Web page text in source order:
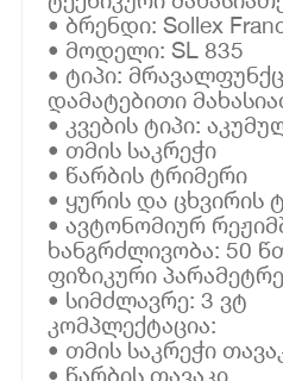
• ბრენდი: Sollex
• მოდელი: SL 835
• ტიპი:
დამატებითი
• კვების ტიპი:
• თმის საკრეჭი
• წარბის ტრიმერი
• ყურის და ცხვირის
• ავტონომიურ
ხანგრძლივობა: 50
ფიზიკური
• სიმძლავრე: 3 ვტ
კომპლექტაცია:
• თმის საკრეჭი
• წარბის თავაკი